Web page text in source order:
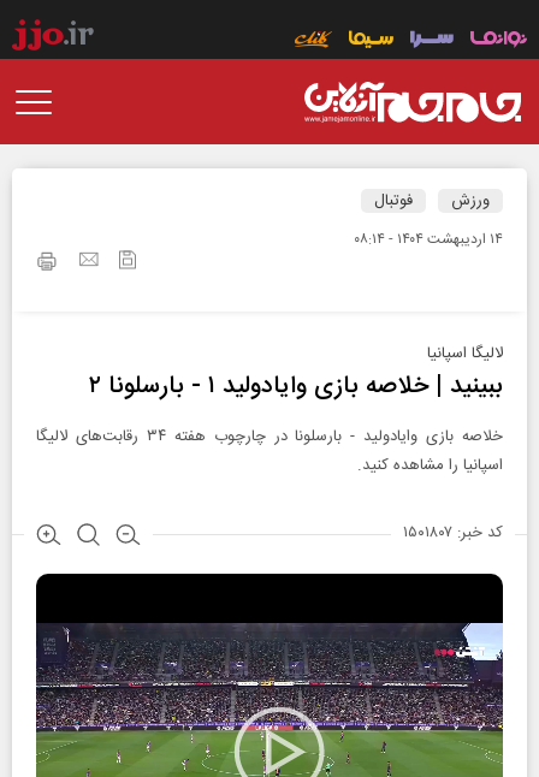
ورزش فوتبال
۱۴ ارديبهشت ۱۴۰۴ - ۰۸:۱۴
لالیگا اسپانیا
ببینید | خلاصه بازی وایادولید ۱ - بارسلونا ۲
خلاصه بازی وایادولید - بارسلونا در چارچوب هفته ۳۴ رقابت‌های لالیگا
اسپانیا را مشاهده کنید.
کد خبر: ۱۵۰۱۸۰۷